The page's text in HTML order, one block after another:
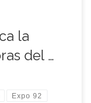
la
del …
Expo 92